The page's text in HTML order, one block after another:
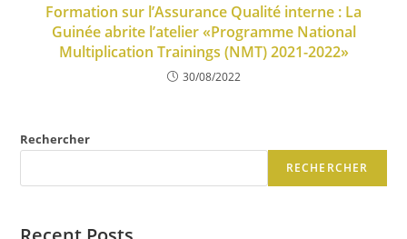
Formation sur l’Assurance Qualité interne : La
Guinée abrite l’atelier «Programme National
Multiplication Trainings (NMT) 2021-2022»
30/08/2022
Rechercher
RECHERCHER